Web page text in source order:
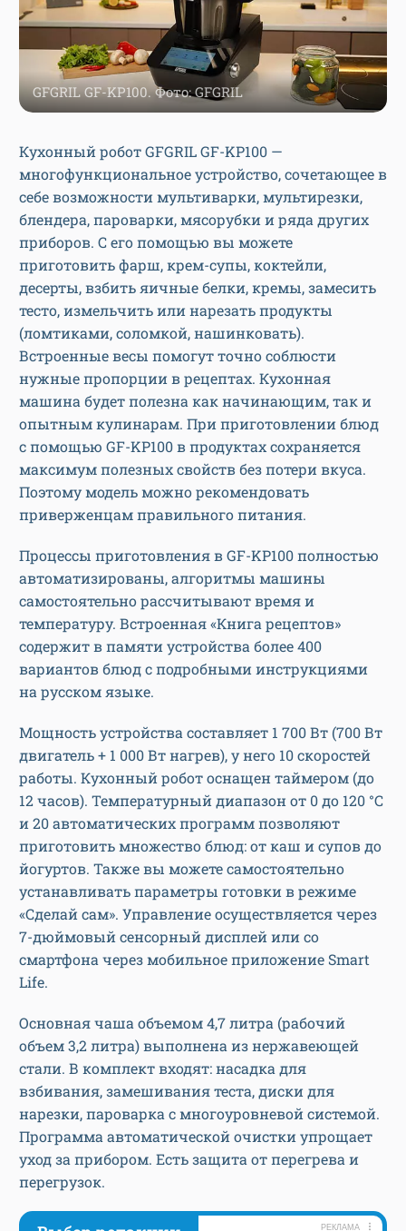
GFGRIL GF-KP100. Фото: GFGRIL
Кухонный робот GFGRIL GF-KP100 —
многофункциональное устройство, сочетающее в
себе возможности мультиварки, мультирезки,
блендера, пароварки, мясорубки и ряда других
приборов. С его помощью вы можете
приготовить фарш, крем-супы, коктейли,
десерты, взбить яичные белки, кремы, замесить
тесто, измельчить или нарезать продукты
(ломтиками, соломкой, нашинковать).
Встроенные весы помогут точно соблюсти
нужные пропорции в рецептах. Кухонная
машина будет полезна как начинающим, так и
опытным кулинарам. При приготовлении блюд
с помощью GF-KP100 в продуктах сохраняется
максимум полезных свойств без потери вкуса.
Поэтому модель можно рекомендовать
приверженцам правильного питания.
Процессы приготовления в GF-KP100 полностью
автоматизированы, алгоритмы машины
самостоятельно рассчитывают время и
температуру. Встроенная «Книга рецептов»
содержит в памяти устройства более 400
вариантов блюд с подробными инструкциями
на русском языке.
Мощность устройства составляет 1 700 Вт (700 Вт
двигатель + 1 000 Вт нагрев), у него 10 скоростей
работы. Кухонный робот оснащен таймером (до
12 часов). Температурный диапазон от 0 до 120 °C
и 20 автоматических программ позволяют
приготовить множество блюд: от каш и супов до
йогуртов. Также вы можете самостоятельно
устанавливать параметры готовки в режиме
«Сделай сам». Управление осуществляется через
7-дюймовый сенсорный дисплей или со
смартфона через мобильное приложение Smart
Life.
Основная чаша объемом 4,7 литра (рабочий
объем 3,2 литра) выполнена из нержавеющей
стали. В комплект входят: насадка для
взбивания, замешивания теста, диски для
нарезки, пароварка с многоуровневой системой.
Программа автоматической очистки упрощает
уход за прибором. Есть защита от перегрева и
перегрузок.
РЕКЛАМА